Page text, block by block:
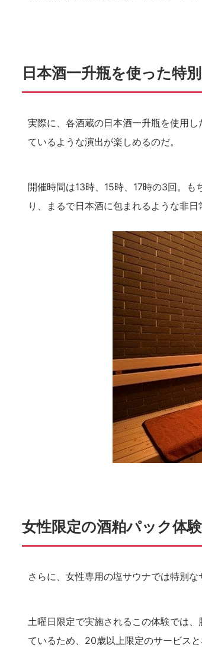
日本酒一升瓶を使った特
実際に、各酒蔵の日本酒一升瓶を使用
ているような演出が楽しめるのだ。
開催時間は13時、15時、17時の3回。
り、まるで日本酒に包まれるような非日
女性限定の酒粕パック体験
さらに、女性専用の塩サウナでは特別
土曜日限定で実施されるこの体験では
ているため、20歳以上限定のサービス